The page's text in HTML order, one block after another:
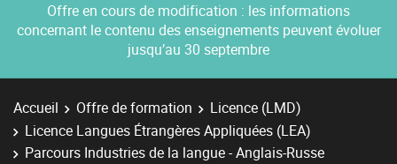
Offre en cours de modification : les informations
concernant le contenu des enseignements peuvent évoluer
jusqu’au 30 septembre
Accueil Offre de formation
Licence (LMD)
Licence Langues Étrangères Appliquées (LEA)
Parcours Industries de la langue - Anglais-Russe